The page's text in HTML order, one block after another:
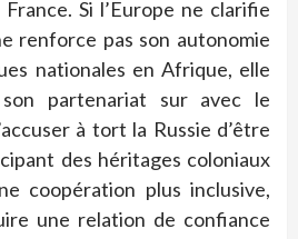
Si l’Europe ne clarifie
renforce pas son autonomie
nationales en Afrique, elle
partenariat sur avec le
à tort la Russie d’être
des héritages coloniaux
coopération plus inclusive,
une relation de confiance